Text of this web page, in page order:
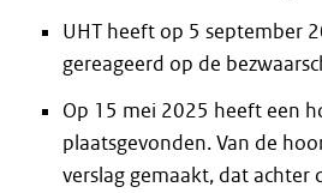
UHT heeft op 5 september
gereageerd op de
Op 15 mei 2025 heeft een
plaatsgevonden. Van de
verslag gemaakt, dat achter